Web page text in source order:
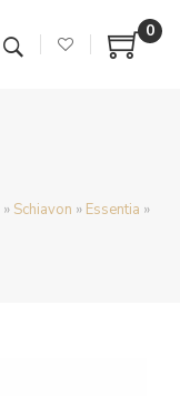
0
» Schiavon » Essentia »